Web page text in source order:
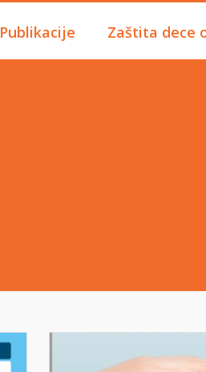
Publikacije Zaštita dece